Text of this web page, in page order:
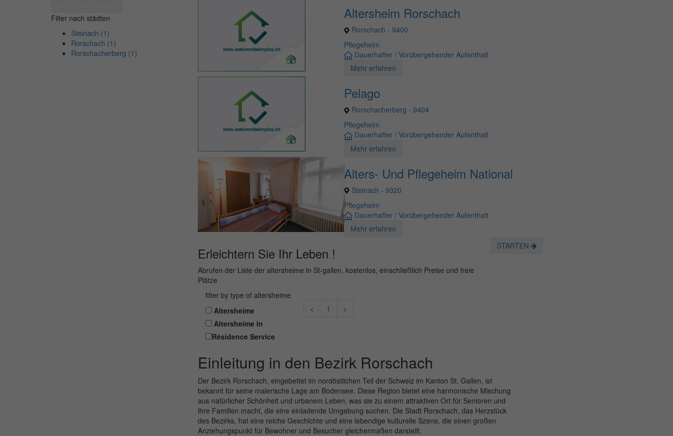
Filter nach städten
Steinach (1)
Rorschach (1)
Rorschacherberg (1)
Altersheim Rorschach
Rorschach - 9400
Pflegeheim
Dauerhafter / Vorübergehender Aufenthalt
Mehr erfahren
Pelago
Rorschacherberg - 9404
Pflegeheim
Dauerhafter / Vorübergehender Aufenthalt
Mehr erfahren
Alters- Und Pflegeheim National
Steinach - 9320
Pflegeheim
Dauerhafter / Vorübergehender Aufenthalt
Mehr erfahren
Erleichtern Sie Ihr Leben !
Abrufen der Liste der altersheime in St-gallen, kostenlos, einschließlich Preise und freie
Plätze
STARTEN
< 1 >
filter by type of altersheime
Altersheime
Altersheime in
Résidence Service
Einleitung in den Bezirk Rorschach
Der Bezirk Rorschach, eingebettet im nordöstlichen Teil der Schweiz im Kanton St. Gallen, ist
bekannt für seine malerische Lage am Bodensee. Diese Region bietet eine harmonische Mischung
aus natürlicher Schönheit und urbanem Leben, was sie zu einem attraktiven Ort für Senioren und
ihre Familien macht, die eine einladende Umgebung suchen. Die Stadt Rorschach, das Herzstück
des Bezirks, hat eine reiche Geschichte und eine lebendige kulturelle Szene, die einen großen
Anziehungspunkt für Bewohner und Besucher gleichermaßen darstellt.